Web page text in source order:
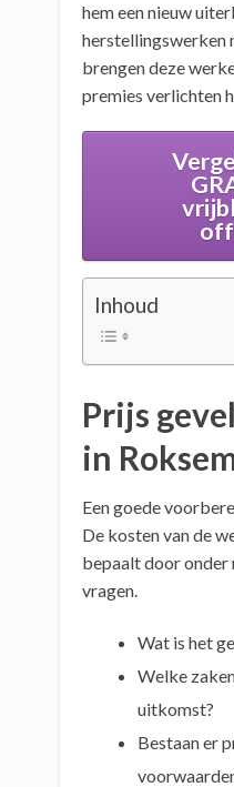
hem een nieuw
herstellingswerken
brengen deze
premies verlichten
Inhoud
Prijs
in
Een goede
De kosten van de
bepaalt door onder
vragen.
Wat is het
Welke
uitkomst?
Bestaan er